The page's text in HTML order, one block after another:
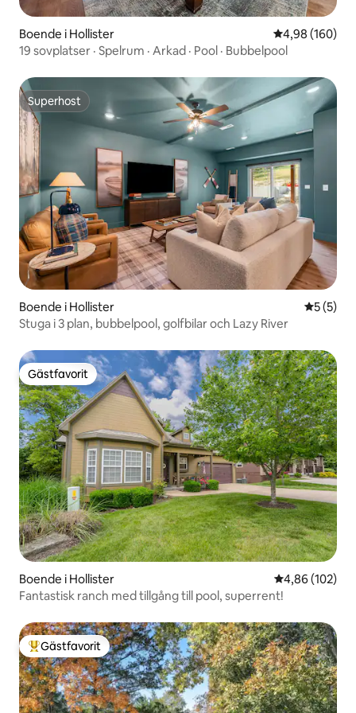
Boende i Hollister 4,98 av 5 i
4,98 (160)
19 sovplatser · Spelrum · Arkad · Pool · Bubbelpool
Superhost
Superhost
Boende i Hollister 5 av 5 i
5 (5)
Stuga i 3 plan, bubbelpool, golfbilar och Lazy River
Gästfavorit
Gästfavorit
Boende i Hollister 4,86 av 5 i
4,86 (102)
Fantastisk ranch med tillgång till pool, superrent!
Populär gästfavorit
Gästfavorit